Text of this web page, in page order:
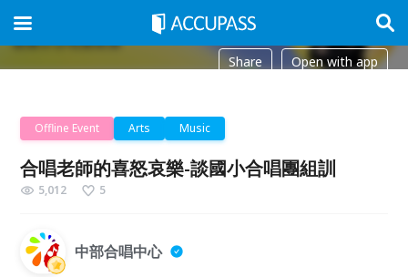
Share Open with app
Offline Event Arts Music
合唱老師的喜怒哀樂-談國小合唱團組訓
5,012 5
中部合唱中心